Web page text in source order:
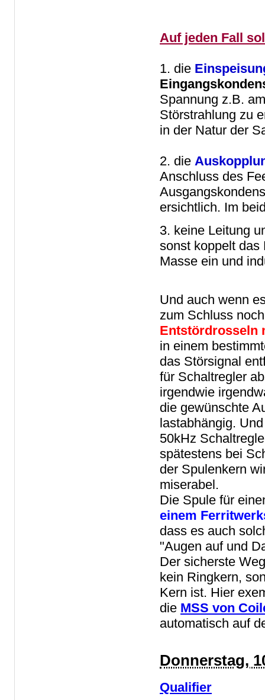
Auf jeden Fall
1. die
Spannung z.B.
Störstrahlung zu
in der Natur der
2. die
Anschluss des
ersichtlich. Im
3. keine Leitung
sonst koppelt das
Masse ein und
Und auch wenn
zum Schluss
Entstördrosseln
in einem
das Störsignal
für Schaltregler
irgendwie
die gewünschte
lastabhängig.
50kHz
spätestens bei
der Spulenkern
miserabel.
Die Spule für
einem
dass es auch
"Augen auf und
Der sicherste
kein Ringkern,
Kern ist. Hier
die MSS von
automatisch auf
Donnerstag,
Qualifier